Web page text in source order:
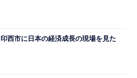
印西市に日本の経済成長の現場を見た